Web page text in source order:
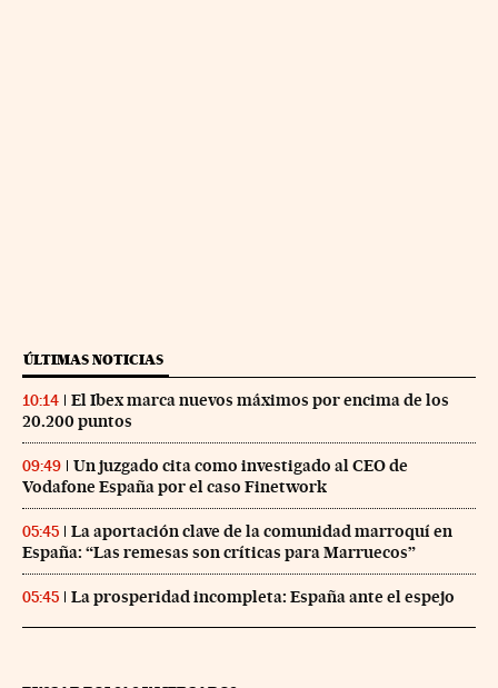
ÚLTIMAS NOTICIAS
10:14
El Ibex marca nuevos máximos por encima de los
20.200 puntos
09:49
Un juzgado cita como investigado al CEO de
Vodafone España por el caso Finetwork
05:45
La aportación clave de la comunidad marroquí en
España: “Las remesas son críticas para Marruecos”
05:45 La prosperidad incompleta: España ante el espejo